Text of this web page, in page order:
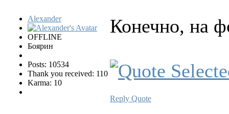
Alexander
OFFLINE
Боярин
Posts: 10534
Thank you received: 110
Karma: 10
Конечно, на
Reply Quote